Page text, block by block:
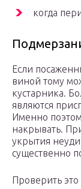
когда
Если
виной тому
кустарника.
являются
Именно
накрывать.
укрытия
существенно
Проверить